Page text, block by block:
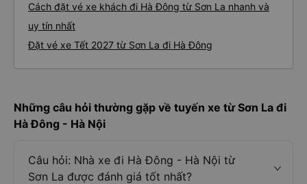
Cách đặt vé xe khách đi Hà Đông từ Sơn La nhanh và
uy tín nhất
Đặt vé xe Tết 2027 từ Sơn La đi Hà Đông
Những câu hỏi thường gặp về tuyến xe từ Sơn La đi
Hà Đông - Hà Nội
Câu hỏi: Nhà xe đi Hà Đông - Hà Nội từ
Sơn La được đánh giá tốt nhất?